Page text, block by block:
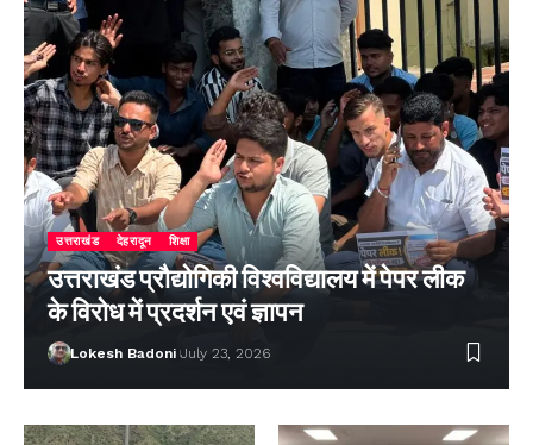
उत्तराखंड देहरादून शिक्षा
उत्तराखंड प्रौद्योगिकी विश्वविद्यालय में पेपर लीक
के विरोध में प्रदर्शन एवं ज्ञापन
Lokesh Badoni July 23, 2026